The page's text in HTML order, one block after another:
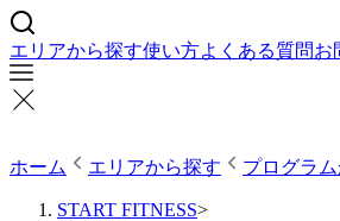
エリアから探す使い方よくある質問お
ホーム エリアから探す プログラ
START FITNESS>